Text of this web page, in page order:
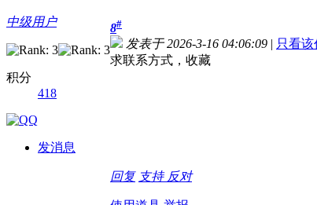
中级用户
积分
418
发消息
8#
发表于 2026-3-16 04:06:09 | 只看该
求联系方式，收藏
回复 支持 反对